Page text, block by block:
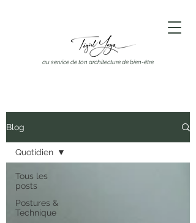
au service de ton architecture de bien-être
Blog
Tous les
posts
Postures &
Technique
Quotidien